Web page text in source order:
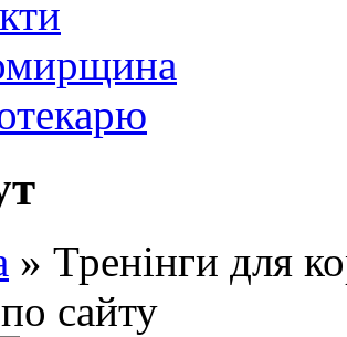
» Тренінги для
сайту